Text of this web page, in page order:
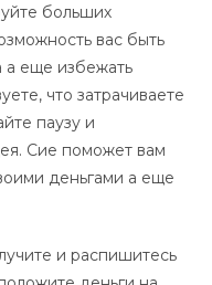
больших
вас быть
а еще избежать
что затрачиваете
паузу и
Сие поможет вам
деньгами а еще
и распишитесь